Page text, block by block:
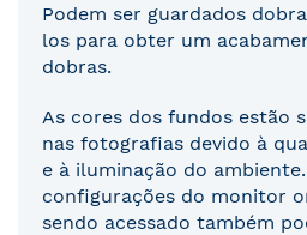
Podem ser guardados
los para obter um
dobras.
As cores dos fundos estão
nas fotografias devido à
e à iluminação do
configurações do monitor
sendo acessado também